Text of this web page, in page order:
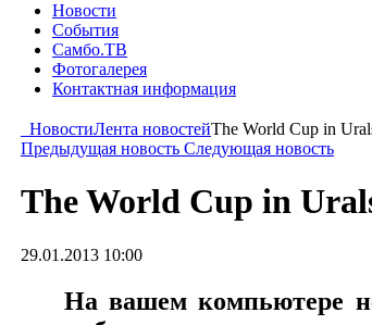
Новости
События
Самбо.ТВ
Фотогалерея
Контактная информация
НовостиЛента новостейThe World Cup in
Предыдущая новость Следующая новость
The World Cup in
29.01.2013 10:00
На вашем компьютере